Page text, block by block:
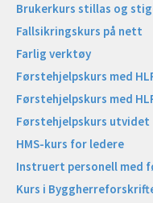
Brukerkurs stillas og
Fallsikringskurs på nett
Farlig verktøy
Førstehjelpskurs med
Førstehjelpskurs med
Førstehjelpskurs utvidet
HMS-kurs for ledere
Instruert personell med
Kurs i